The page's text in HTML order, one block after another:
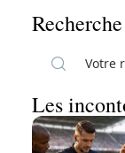
Recherche
Les